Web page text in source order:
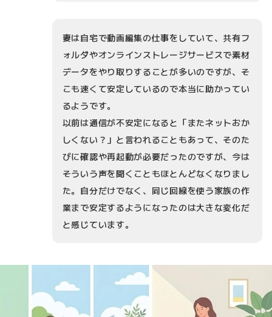
妻は自宅で動画編集の仕事をしていて、共有フ
ォルダやオンラインストレージサービスで素材
データをやり取りすることが多いのですが、そ
こも速くて安定しているので本当に助かってい
るようです。
以前は通信が不安定になると「またネットおか
しくない？」と言われることもあって、そのた
びに確認や再起動が必要だったのですが、今は
そういう声を聞くこともほとんどなくなりまし
た。自分だけでなく、同じ回線を使う家族の作
業まで安定するようになったのは大きな変化だ
と感じています。